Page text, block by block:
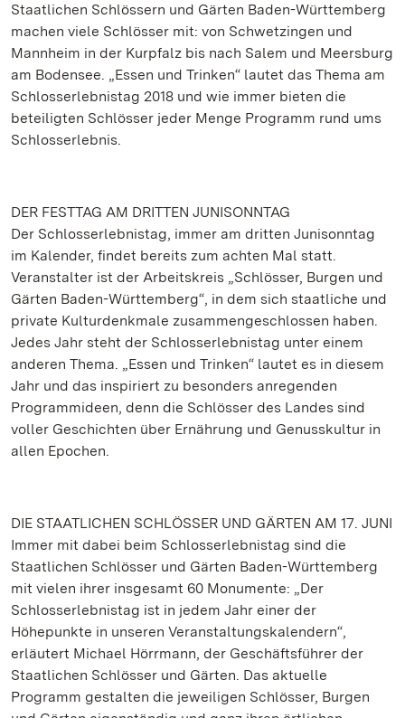
Staatlichen Schlössern und Gärten Baden-Württemberg
machen viele Schlösser mit: von Schwetzingen und
Mannheim in der Kurpfalz bis nach Salem und Meersburg
am Bodensee. „Essen und Trinken“ lautet das Thema am
Schlosserlebnistag 2018 und wie immer bieten die
beteiligten Schlösser jeder Menge Programm rund ums
Schlosserlebnis.
DER FESTTAG AM DRITTEN JUNISONNTAG
Der Schlosserlebnistag, immer am dritten Junisonntag
im Kalender, findet bereits zum achten Mal statt.
Veranstalter ist der Arbeitskreis „Schlösser, Burgen und
Gärten Baden-Württemberg“, in dem sich staatliche und
private Kulturdenkmale zusammengeschlossen haben.
Jedes Jahr steht der Schlosserlebnistag unter einem
anderen Thema. „Essen und Trinken“ lautet es in diesem
Jahr und das inspiriert zu besonders anregenden
Programmideen, denn die Schlösser des Landes sind
voller Geschichten über Ernährung und Genusskultur in
allen Epochen.
DIE STAATLICHEN SCHLÖSSER UND GÄRTEN AM 17. JUNI
Immer mit dabei beim Schlosserlebnistag sind die
Staatlichen Schlösser und Gärten Baden-Württemberg
mit vielen ihrer insgesamt 60 Monumente: „Der
Schlosserlebnistag ist in jedem Jahr einer der
Höhepunkte in unseren Veranstaltungskalendern“,
erläutert Michael Hörrmann, der Geschäftsführer der
Staatlichen Schlösser und Gärten. Das aktuelle
Programm gestalten die jeweiligen Schlösser, Burgen